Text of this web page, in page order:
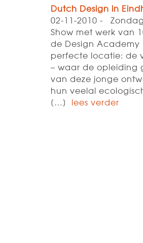
Dutch Design in
02-11-2010 -
Show met werk van
de Design Academy
perfecte locatie: de
– waar de opleiding
van deze jonge
hun veelal
[…]
lees verder